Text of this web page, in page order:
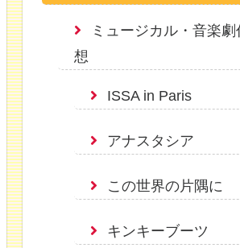
ミュージカル・音楽
想
ISSA in Paris
アナスタシア
この世界の片隅に
キンキーブーツ